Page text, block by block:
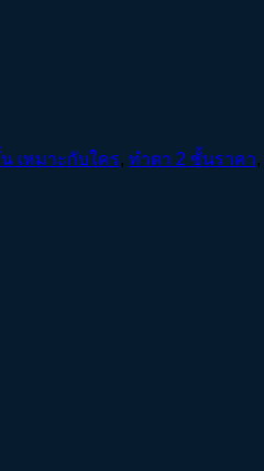
เหมาะกับใคร, ทำตา 2 ชั้นราคา,